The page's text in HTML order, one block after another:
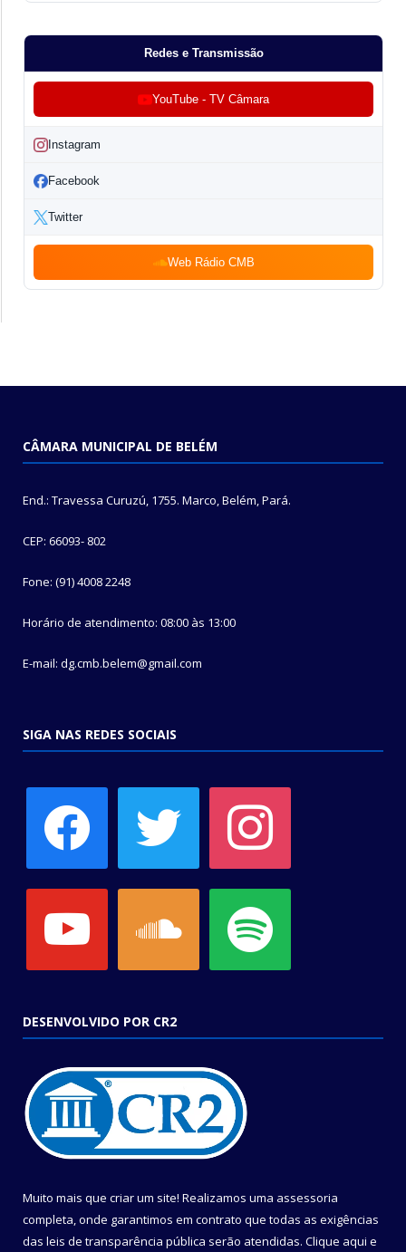
Redes e Transmissão
YouTube - TV Câmara
Instagram
Facebook
Twitter
Web Rádio CMB
CÂMARA MUNICIPAL DE BELÉM
End.: Travessa Curuzú, 1755. Marco, Belém, Pará.
CEP: 66093- 802
Fone: (91) 4008 2248
Horário de atendimento: 08:00 às 13:00
E-mail: dg.cmb.belem@gmail.com
SIGA NAS REDES SOCIAIS
DESENVOLVIDO POR CR2
Muito mais que criar um site! Realizamos uma assessoria
completa, onde garantimos em contrato que todas as exigências
das leis de transparência pública serão atendidas. Clique aqui e